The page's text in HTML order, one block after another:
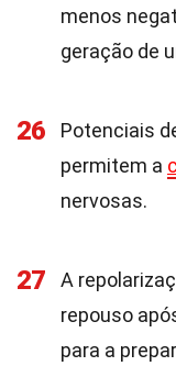
menos
geração de
26
Potenciais
permitem a
nervosas.
27
A
repouso
para a